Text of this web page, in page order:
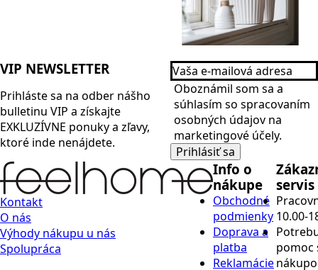
VIP NEWSLETTER
Prihláste sa na odber nášho
bulletinu VIP a získajte
EXKLUZÍVNE ponuky a zľavy,
ktoré inde nenájdete.
Vaša
e-
mailová
adresa
*
Name
*
Oboznámil som sa a
súhlasím so spracovaním
osobných údajov na
marketingové účely.
Prihlásiť sa
Kontakt
O nás
Výhody nákupu u nás
Spolupráca
Info o
nákupe
Obchodné
podmienky
Doprava a
platba
Reklamácie
servis
10.00-
pomoc